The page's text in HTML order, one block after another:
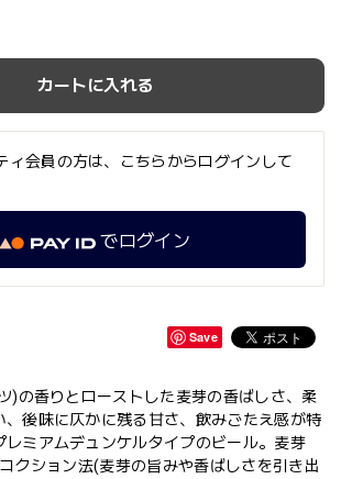
カートに入れる
ィ会員の方は、こちらからログインして
でログイン
Save
)の香りとローストした麦芽の香ばしさ、柔
、後味に仄かに残る甘さ、飲みごたえ感が特
レミアムデュンケルタイプのビール。麦芽
クション法(麦芽の旨みや香ばしさを引き出